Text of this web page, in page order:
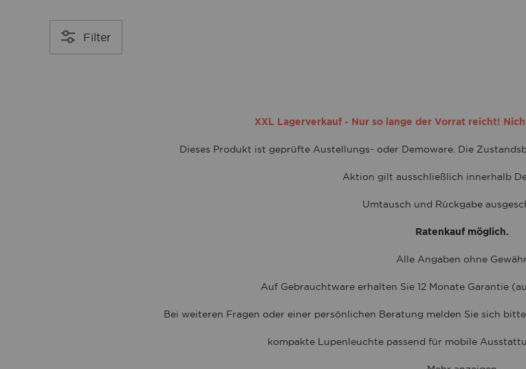
Filter
XXL Lagerverkauf - Nur so lange der Vorrat reicht!
Dieses Produkt ist geprüfte Austellungs- oder Demoware. Die
Aktion gilt ausschließlich innerhalb
Umtausch und Rückgabe
Ratenkauf möglich.
Alle Angaben ohne
Auf Gebrauchtware erhalten Sie 12 Monate Garantie
Bei weiteren Fragen oder einer persönlichen Beratung melden Sie sich
kompakte Lupenleuchte passend für mobile